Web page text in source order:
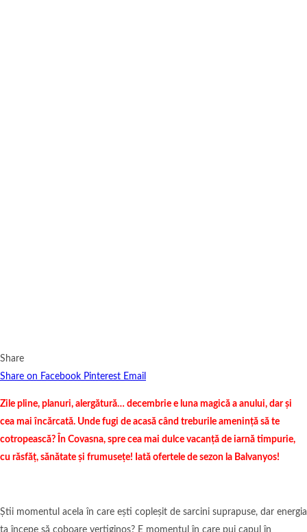
Share
Share on Facebook Pinterest Email
Zile pline, planuri, alergătură… decembrie e luna magică a anului, dar și
cea mai încărcată. Unde fugi de acasă când treburile amenință să te
cotropească? În Covasna, spre cea mai dulce vacanță de iarnă timpurie,
cu răsfăț, sănătate și frumusețe! Iată ofertele de sezon la Balvanyos!
Știi momentul acela în care ești copleșit de sarcini suprapuse, dar energia
ta începe să coboare vertiginos? E momentul în care pui capul în